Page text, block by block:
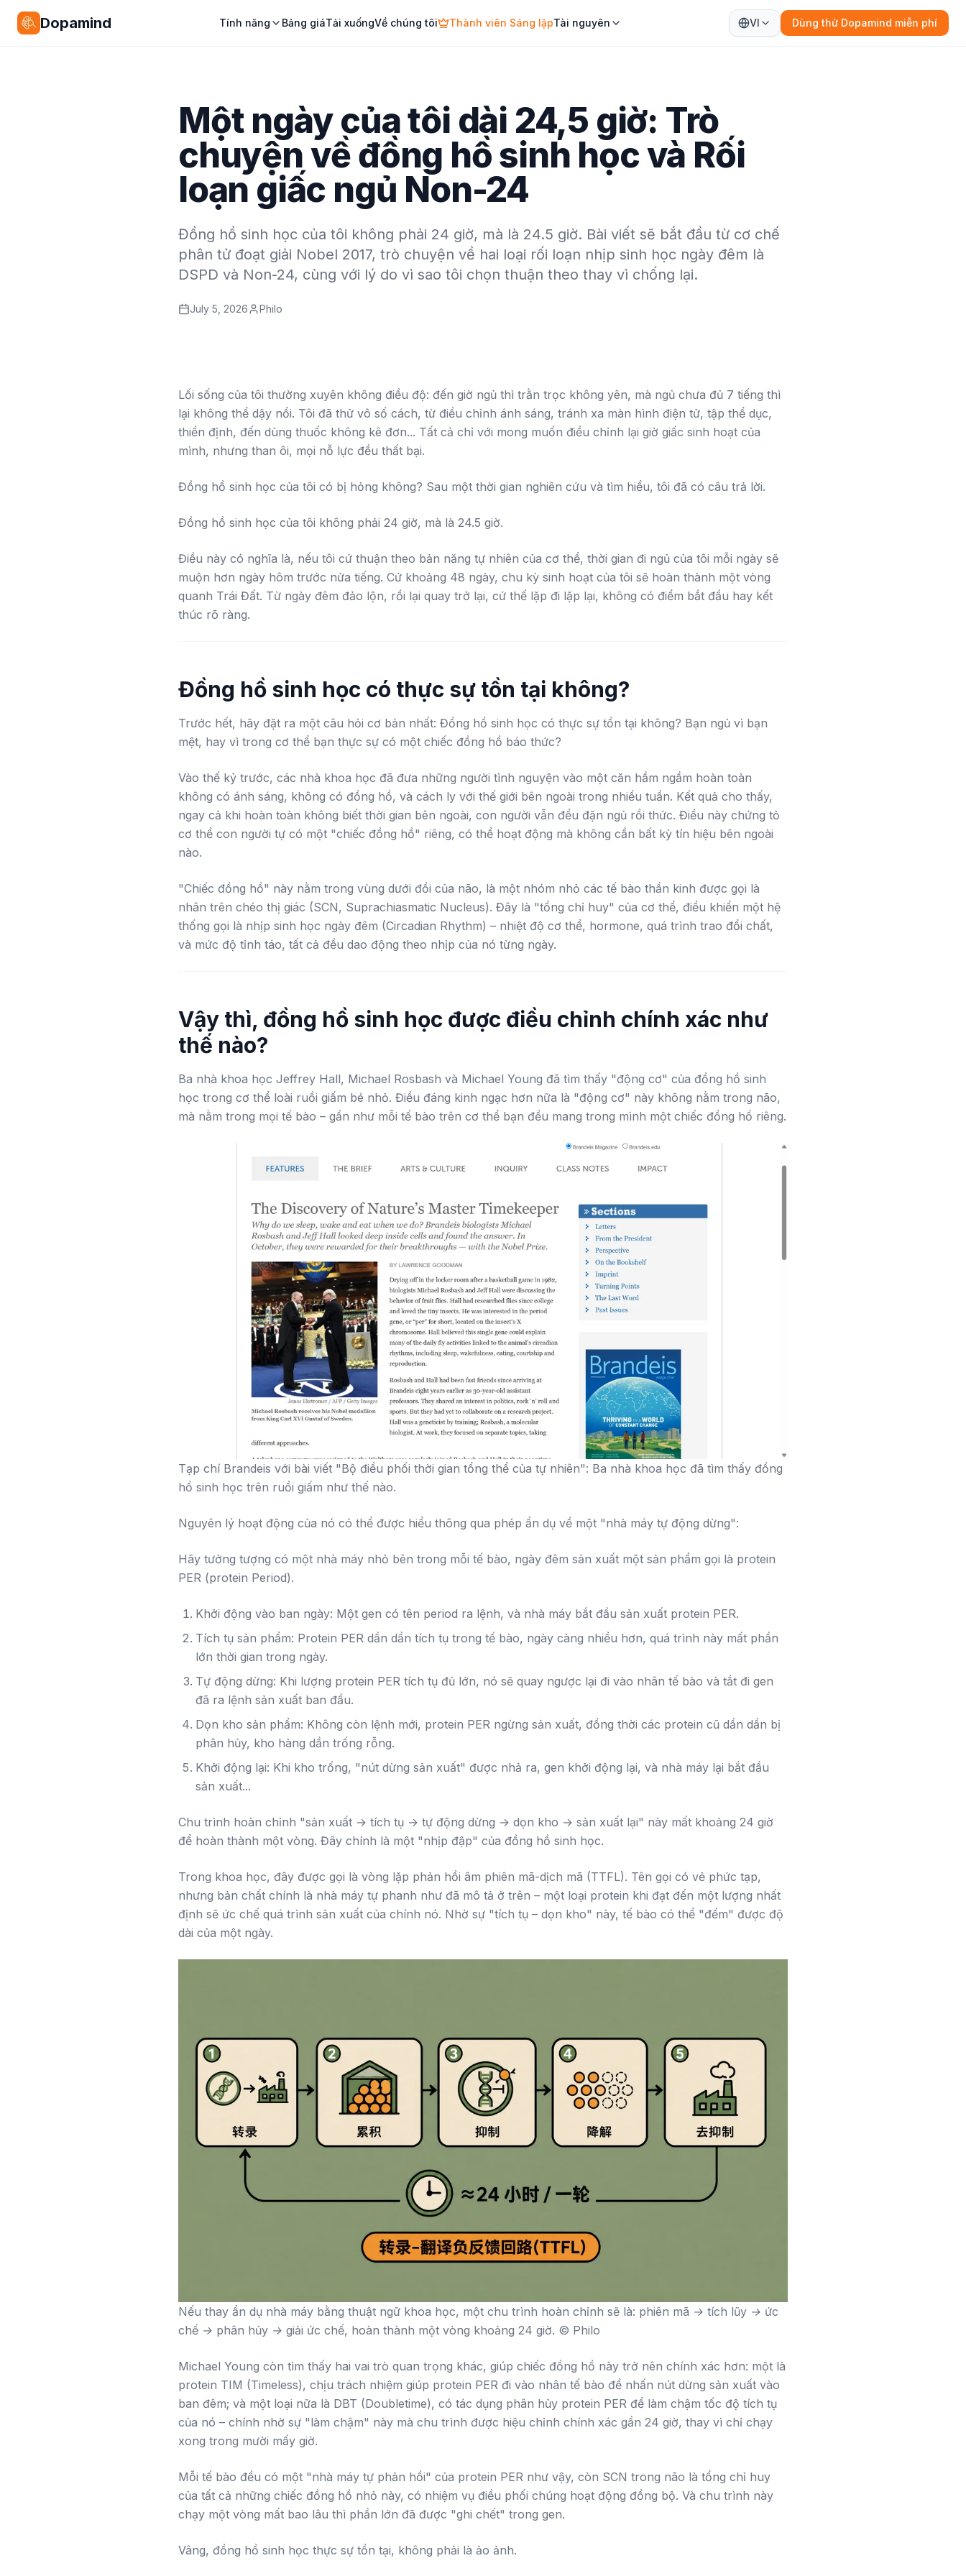
Dopamind Tính năng Bảng giáTải xuốngVề chúng tôi Thành viên Sáng lậpTài nguyên VI Dùng thử Dopamind miễn phí
Một ngày của tôi dài 24,5 giờ: Trò
chuyện về đồng hồ sinh học và Rối
loạn giấc ngủ Non-24
Đồng hồ sinh học của tôi không phải 24 giờ, mà là 24.5 giờ. Bài viết sẽ bắt đầu từ cơ chế
phân tử đoạt giải Nobel 2017, trò chuyện về hai loại rối loạn nhịp sinh học ngày đêm là
DSPD và Non-24, cùng với lý do vì sao tôi chọn thuận theo thay vì chống lại.
July 5, 2026 Philo
Lối sống của tôi thường xuyên không điều độ: đến giờ ngủ thì trằn trọc không yên, mà ngủ chưa đủ 7 tiếng thì
lại không thể dậy nổi. Tôi đã thử vô số cách, từ điều chỉnh ánh sáng, tránh xa màn hình điện tử, tập thể dục,
thiền định, đến dùng thuốc không kê đơn... Tất cả chỉ với mong muốn điều chỉnh lại giờ giấc sinh hoạt của
mình, nhưng than ôi, mọi nỗ lực đều thất bại.
Đồng hồ sinh học của tôi có bị hỏng không? Sau một thời gian nghiên cứu và tìm hiểu, tôi đã có câu trả lời.
Đồng hồ sinh học của tôi không phải 24 giờ, mà là 24.5 giờ.
Điều này có nghĩa là, nếu tôi cứ thuận theo bản năng tự nhiên của cơ thể, thời gian đi ngủ của tôi mỗi ngày sẽ
muộn hơn ngày hôm trước nửa tiếng. Cứ khoảng 48 ngày, chu kỳ sinh hoạt của tôi sẽ hoàn thành một vòng
quanh Trái Đất. Từ ngày đêm đảo lộn, rồi lại quay trở lại, cứ thế lặp đi lặp lại, không có điểm bắt đầu hay kết
thúc rõ ràng.
Đồng hồ sinh học có thực sự tồn tại không?
Trước hết, hãy đặt ra một câu hỏi cơ bản nhất: Đồng hồ sinh học có thực sự tồn tại không? Bạn ngủ vì bạn
mệt, hay vì trong cơ thể bạn thực sự có một chiếc đồng hồ báo thức?
Vào thế kỷ trước, các nhà khoa học đã đưa những người tình nguyện vào một căn hầm ngầm hoàn toàn
không có ánh sáng, không có đồng hồ, và cách ly với thế giới bên ngoài trong nhiều tuần. Kết quả cho thấy,
ngay cả khi hoàn toàn không biết thời gian bên ngoài, con người vẫn đều đặn ngủ rồi thức. Điều này chứng tỏ
cơ thể con người tự có một "chiếc đồng hồ" riêng, có thể hoạt động mà không cần bất kỳ tín hiệu bên ngoài
nào.
"Chiếc đồng hồ" này nằm trong vùng dưới đồi của não, là một nhóm nhỏ các tế bào thần kinh được gọi là
nhân trên chéo thị giác (SCN, Suprachiasmatic Nucleus). Đây là "tổng chỉ huy" của cơ thể, điều khiển một hệ
thống gọi là nhịp sinh học ngày đêm (Circadian Rhythm) – nhiệt độ cơ thể, hormone, quá trình trao đổi chất,
và mức độ tỉnh táo, tất cả đều dao động theo nhịp của nó từng ngày.
Vậy thì, đồng hồ sinh học được điều chỉnh chính xác như
thế nào?
Ba nhà khoa học Jeffrey Hall, Michael Rosbash và Michael Young đã tìm thấy "động cơ" của đồng hồ sinh
học trong cơ thể loài ruồi giấm bé nhỏ. Điều đáng kinh ngạc hơn nữa là "động cơ" này không nằm trong não,
mà nằm trong mọi tế bào – gần như mỗi tế bào trên cơ thể bạn đều mang trong mình một chiếc đồng hồ riêng.
Tạp chí Brandeis với bài viết "Bộ điều phối thời gian tổng thể của tự nhiên": Ba nhà khoa học đã tìm thấy đồng
hồ sinh học trên ruồi giấm như thế nào.
Nguyên lý hoạt động của nó có thể được hiểu thông qua phép ẩn dụ về một "nhà máy tự động dừng":
Hãy tưởng tượng có một nhà máy nhỏ bên trong mỗi tế bào, ngày đêm sản xuất một sản phẩm gọi là protein
PER (protein Period).
Khởi động vào ban ngày: Một gen có tên period ra lệnh, và nhà máy bắt đầu sản xuất protein PER.
Tích tụ sản phẩm: Protein PER dần dần tích tụ trong tế bào, ngày càng nhiều hơn, quá trình này mất phần
lớn thời gian trong ngày.
Tự động dừng: Khi lượng protein PER tích tụ đủ lớn, nó sẽ quay ngược lại đi vào nhân tế bào và tắt đi gen
đã ra lệnh sản xuất ban đầu.
Dọn kho sản phẩm: Không còn lệnh mới, protein PER ngừng sản xuất, đồng thời các protein cũ dần dần bị
phân hủy, kho hàng dần trống rỗng.
Khởi động lại: Khi kho trống, "nút dừng sản xuất" được nhả ra, gen khởi động lại, và nhà máy lại bắt đầu
sản xuất...
Chu trình hoàn chỉnh "sản xuất → tích tụ → tự động dừng → dọn kho → sản xuất lại" này mất khoảng 24 giờ
để hoàn thành một vòng. Đây chính là một "nhịp đập" của đồng hồ sinh học.
Trong khoa học, đây được gọi là vòng lặp phản hồi âm phiên mã-dịch mã (TTFL). Tên gọi có vẻ phức tạp,
nhưng bản chất chính là nhà máy tự phanh như đã mô tả ở trên – một loại protein khi đạt đến một lượng nhất
định sẽ ức chế quá trình sản xuất của chính nó. Nhờ sự "tích tụ – dọn kho" này, tế bào có thể "đếm" được độ
dài của một ngày.
Nếu thay ẩn dụ nhà máy bằng thuật ngữ khoa học, một chu trình hoàn chỉnh sẽ là: phiên mã → tích lũy → ức
chế → phân hủy → giải ức chế, hoàn thành một vòng khoảng 24 giờ. © Philo
Michael Young còn tìm thấy hai vai trò quan trọng khác, giúp chiếc đồng hồ này trở nên chính xác hơn: một là
protein TIM (Timeless), chịu trách nhiệm giúp protein PER đi vào nhân tế bào để nhấn nút dừng sản xuất vào
ban đêm; và một loại nữa là DBT (Doubletime), có tác dụng phân hủy protein PER để làm chậm tốc độ tích tụ
của nó – chính nhờ sự "làm chậm" này mà chu trình được hiệu chỉnh chính xác gần 24 giờ, thay vì chỉ chạy
xong trong mười mấy giờ.
Mỗi tế bào đều có một "nhà máy tự phản hồi" của protein PER như vậy, còn SCN trong não là tổng chỉ huy
của tất cả những chiếc đồng hồ nhỏ này, có nhiệm vụ điều phối chúng hoạt động đồng bộ. Và chu trình này
chạy một vòng mất bao lâu thì phần lớn đã được "ghi chết" trong gen.
Vâng, đồng hồ sinh học thực sự tồn tại, không phải là ảo ảnh.